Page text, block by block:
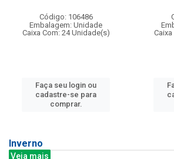
Código: 106486
Embalagem: Unidade
Caixa Com: 24 Unidade(s)
Faça seu login ou
cadastre-se para
comprar.
Inverno
Veja mais